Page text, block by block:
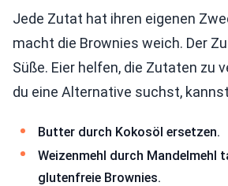
Jede Zutat hat ihren eigenen
macht die Brownies weich. Der
Süße. Eier helfen, die Zutaten zu
du eine Alternative suchst,
Butter durch Kokosöl ersetzen.
Weizenmehl durch Mandelmehl
glutenfreie Brownies.